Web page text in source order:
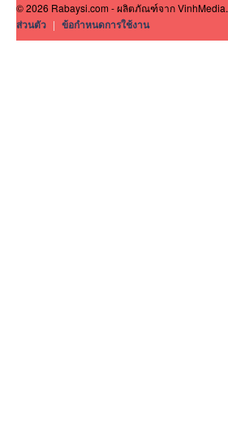
© 2026 Rabaysi.com - ผลิตภัณฑ์จาก VinhMedia.
ส่วนตัว | ข้อกำหนดการใช้งาน